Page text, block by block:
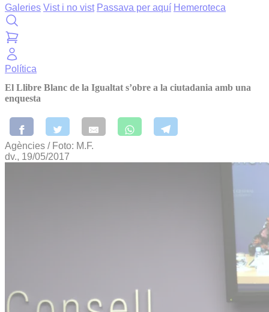
Galeries Vist i no vist Passava per aquí Hemeroteca
Política
El Llibre Blanc de la Igualtat s’obre a la ciutadania amb una
enquesta
Agències / Foto: M.F.
dv., 19/05/2017